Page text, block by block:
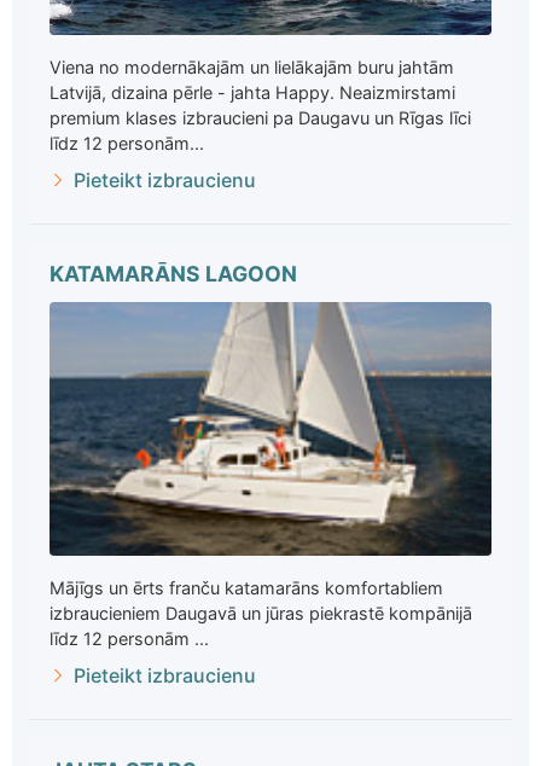
Viena no modernākajām un lielākajām buru jahtām
Latvijā, dizaina pērle - jahta Happy. Neaizmirstami
premium klases izbraucieni pa Daugavu un Rīgas līci
līdz 12 personām...
Pieteikt izbraucienu
KATAMARĀNS LAGOON
Mājīgs un ērts franču katamarāns komfortabliem
izbraucieniem Daugavā un jūras piekrastē kompānijā
līdz 12 personām ...
Pieteikt izbraucienu